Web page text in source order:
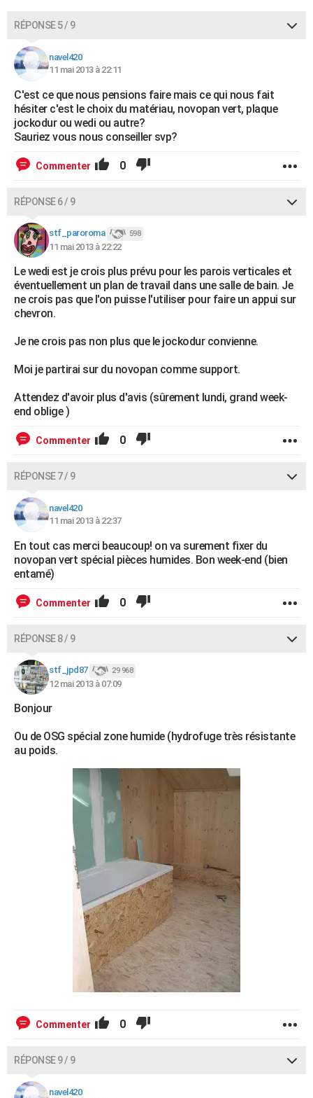
RÉPONSE 5 / 9
navel420
11 mai 2013 à 22:11
C'est ce que nous pensions faire mais ce qui nous fait
hésiter c'est le choix du matériau, novopan vert, plaque
jockodur ou wedi ou autre?
Sauriez vous nous conseiller svp?
Commenter 0
RÉPONSE 6 / 9
stf_paroroma 598
11 mai 2013 à 22:22
Le wedi est je crois plus prévu pour les parois verticales et
éventuellement un plan de travail dans une salle de bain. Je
ne crois pas que l'on puisse l'utiliser pour faire un appui sur
chevron.
Je ne crois pas non plus que le jockodur convienne.
Moi je partirai sur du novopan comme support.
Attendez d'avoir plus d'avis (sûrement lundi, grand week-
end oblige )
Commenter 0
RÉPONSE 7 / 9
navel420
11 mai 2013 à 22:37
En tout cas merci beaucoup! on va surement fixer du
novopan vert spécial pièces humides. Bon week-end (bien
entamé)
Commenter 0
RÉPONSE 8 / 9
stf_jpd87 29 968
12 mai 2013 à 07:09
Bonjour
Ou de OSG spécial zone humide (hydrofuge très résistante
au poids.
Commenter 0
RÉPONSE 9 / 9
navel420